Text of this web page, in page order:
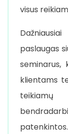
visus
paslaugas
seminarus,
klientams
patenkintos.